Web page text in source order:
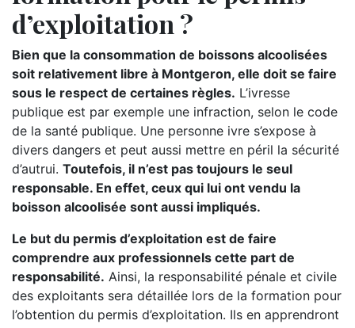
d’exploitation ?
Bien que la consommation de boissons alcoolisées
soit relativement libre à Montgeron, elle doit se faire
sous le respect de certaines règles. L’ivresse
publique est par exemple une infraction, selon le code
de la santé publique. Une personne ivre s’expose à
divers dangers et peut aussi mettre en péril la sécurité
d’autrui. Toutefois, il n’est pas toujours le seul
responsable. En effet, ceux qui lui ont vendu la
boisson alcoolisée sont aussi impliqués.
Le but du permis d’exploitation est de faire
comprendre aux professionnels cette part de
responsabilité. Ainsi, la responsabilité pénale et civile
des exploitants sera détaillée lors de la formation pour
l’obtention du permis d’exploitation. Ils en apprendront